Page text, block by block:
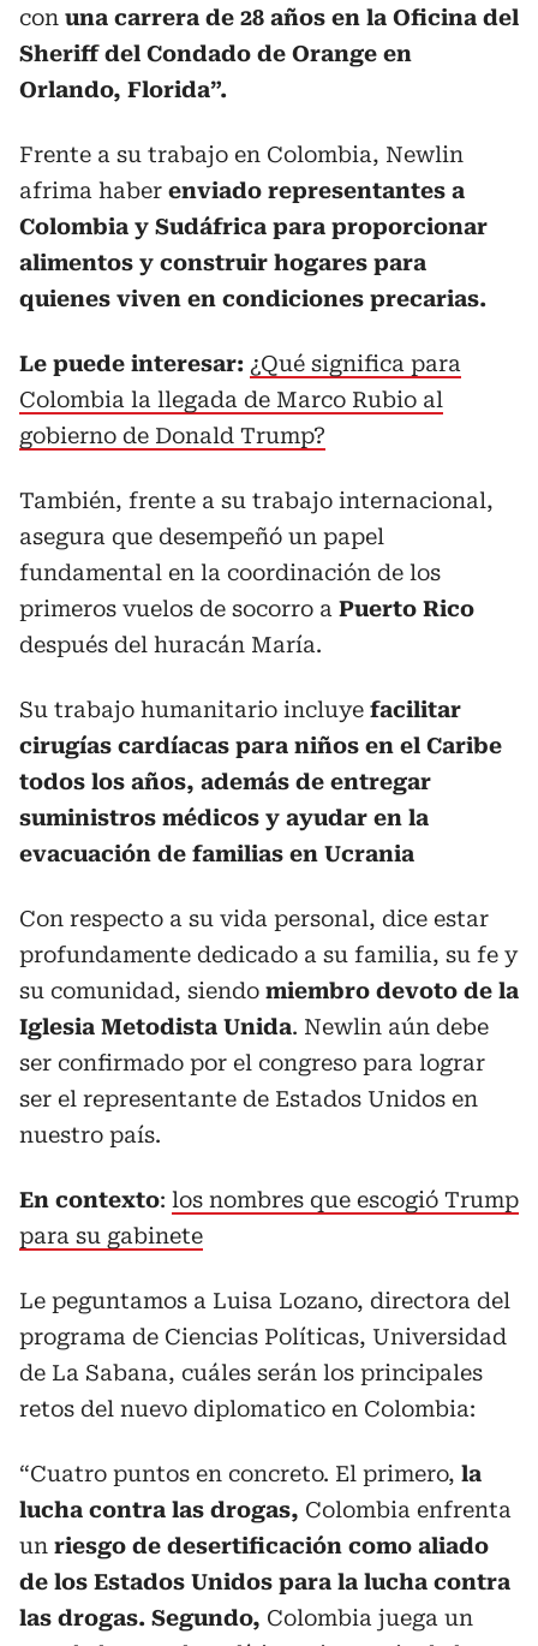
con una carrera de 28 años en la Oficina del
Sheriff del Condado de Orange en
Orlando, Florida”.
Frente a su trabajo en Colombia, Newlin
afrima haber enviado representantes a
Colombia y Sudáfrica para proporcionar
alimentos y construir hogares para
quienes viven en condiciones precarias.
Le puede interesar: ¿Qué significa para
Colombia la llegada de Marco Rubio al
gobierno de Donald Trump?
También, frente a su trabajo internacional,
asegura que desempeñó un papel
fundamental en la coordinación de los
primeros vuelos de socorro a Puerto Rico
después del huracán María.
Su trabajo humanitario incluye facilitar
cirugías cardíacas para niños en el Caribe
todos los años, además de entregar
suministros médicos y ayudar en la
evacuación de familias en Ucrania
Con respecto a su vida personal, dice estar
profundamente dedicado a su familia, su fe y
su comunidad, siendo miembro devoto de la
Iglesia Metodista Unida. Newlin aún debe
ser confirmado por el congreso para lograr
ser el representante de Estados Unidos en
nuestro país.
En contexto: los nombres que escogió Trump
para su gabinete
Le peguntamos a Luisa Lozano, directora del
programa de Ciencias Políticas, Universidad
de La Sabana, cuáles serán los principales
retos del nuevo diplomatico en Colombia:
“Cuatro puntos en concreto. El primero, la
lucha contra las drogas, Colombia enfrenta
un riesgo de desertificación como aliado
de los Estados Unidos para la lucha contra
las drogas. Segundo, Colombia juega un